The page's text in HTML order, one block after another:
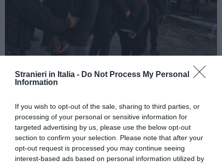
Stranieri in Italia - Do Not Process My Personal
Information
If you wish to opt-out of the sale, sharing to third parties, or
processing of your personal or sensitive information for
targeted advertising by us, please use the below opt-out
section to confirm your selection. Please note that after your
opt-out request is processed you may continue seeing
interest-based ads based on personal information utilized by
ATTUALITÀ
Cagliari, smantellata rete accusata di